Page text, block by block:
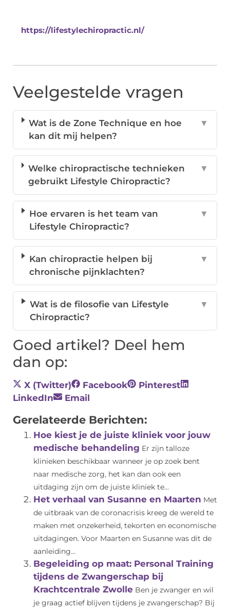
https://lifestylechiropractic.nl/
Veelgestelde vragen
Wat is de Zone Technique en hoe
kan dit mij helpen?
▼
Welke chiropractische technieken
gebruikt Lifestyle Chiropractic?
▼
Hoe ervaren is het team van
Lifestyle Chiropractic?
▼
Kan chiropractie helpen bij
chronische pijnklachten?
▼
Wat is de filosofie van Lifestyle
Chiropractic?
▼
Goed artikel? Deel hem
dan op:
X (Twitter) Facebook
Pinterest
LinkedIn
Email
Gerelateerde Berichten:
Hoe kiest je de juiste kliniek voor jouw
medische behandeling Er zijn talloze
klinieken beschikbaar wanneer je op zoek bent
naar medische zorg, het kan dan ook een
uitdaging zijn om de juiste kliniek te...
Het verhaal van Susanne en Maarten Met
de uitbraak van de coronacrisis kreeg de wereld te
maken met onzekerheid, tekorten en economische
uitdagingen. Voor Maarten en Susanne was dit de
aanleiding...
Begeleiding op maat: Personal Training
tijdens de Zwangerschap bij
Krachtcentrale Zwolle Ben je zwanger en wil
je graag actief blijven tijdens je zwangerschap? Bij